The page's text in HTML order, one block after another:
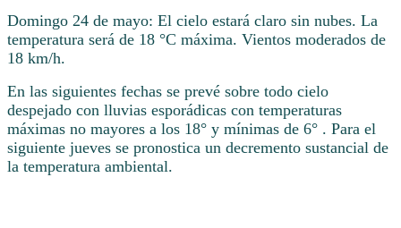
Domingo 24 de mayo: El cielo estará claro sin nubes. La
temperatura será de 18 °C máxima. Vientos moderados de
18 km/h.
En las siguientes fechas se prevé sobre todo cielo
despejado con lluvias esporádicas con temperaturas
máximas no mayores a los 18° y mínimas de 6° . Para el
siguiente jueves se pronostica un decremento sustancial de
la temperatura ambiental.